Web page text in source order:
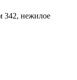
342, нежилое